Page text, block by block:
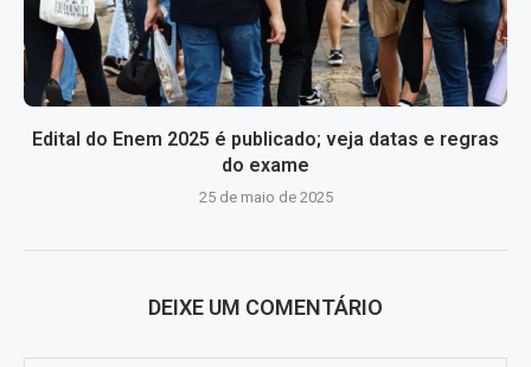
Edital do Enem 2025 é publicado; veja datas e regras
do exame
25 de maio de 2025
DEIXE UM COMENTÁRIO